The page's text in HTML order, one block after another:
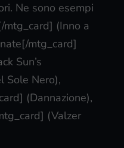
Ne sono esempi
(Inno a
mtg_card]
Sun’s
Sole Nero),
(Dannazione),
(Valzer